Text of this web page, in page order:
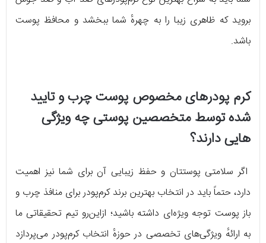
بروید که ظاهری زیبا را به چهرهٔ شما ببخشد و محافظ پوست
باشد.
کرم پودرهای مخصوص پوست چرب و تایید
شده توسط متخصصین پوستی چه ویژگی
هایی دارند؟
اگر سلامتی پوستتان و حفظ زیبایی آن برای شما نیز اهمیت
دارد، حتماً باید در انتخاب بهترین برند کرم‌پودر برای منافذ چرب و
باز پوست توجه ویژه‌ای داشته باشید؛ ازاین‌رو تیم تحقیقاتی ما
به ارائهٔ ویژگی‌های تخصصی در حوزهٔ انتخاب کرم‌پودر می‌پردازد